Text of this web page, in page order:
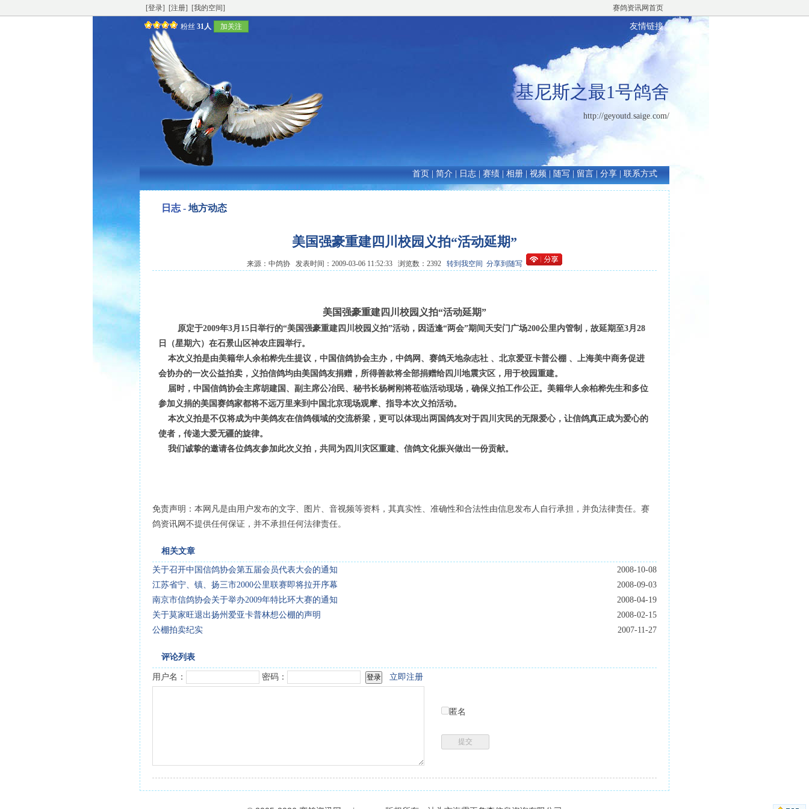
[登录] [注册] [我的空间] 赛鸽资讯网首页
粉丝 31人 加关注 友情链接
基尼斯之最1号鸽舍
http://geyoutd.saige.com/
首页 简介 日志 赛绩 相册 视频 随写 留言 分享 联系方式
日志 - 地方动态
美国强豪重建四川校园义拍“活动延期”
来源：中鸽协 发表时间：2009-03-06 11:52:33 浏览数：2392 转到我空间 分享到随写
美国强豪重建四川校园义拍“活动延期”
原定于2009年3月15日举行的“美国强豪重建四川校园义拍”活动，因适逢“两会”期间天安门广场200公里内管制，故延期至3月28
日（星期六）在石景山区神农庄园举行。
本次义拍是由美籍华人余柏桦先生提议，中国信鸽协会主办，中鸽网、赛鸽天地杂志社 、北京爱亚卡普公棚 、上海美中商务促进
会协办的一次公益拍卖，义拍信鸽均由美国鸽友捐赠，所得善款将全部捐赠给四川地震灾区，用于校园重建。
届时，中国信鸽协会主席胡建国、副主席公冶民、秘书长杨树刚将莅临活动现场，确保义拍工作公正。美籍华人余柏桦先生和多位
参加义捐的美国赛鸽家都将不远万里来到中国北京现场观摩、指导本次义拍活动。
本次义拍是不仅将成为中美鸽友在信鸽领域的交流桥梁，更可以体现出两国鸽友对于四川灾民的无限爱心，让信鸽真正成为爱心的
使者，传递大爱无疆的旋律。
我们诚挚的邀请各位鸽友参加此次义拍，共同为四川灾区重建、信鸽文化振兴做出一份贡献。
免责声明：本网凡是由用户发布的文字、图片、音视频等资料，其真实性、准确性和合法性由信息发布人自行承担，并负法律责任。赛
鸽资讯网不提供任何保证，并不承担任何法律责任。
相关文章
2008-10-08
关于召开中国信鸽协会第五届会员代表大会的通知
2008-09-03
江苏省宁、镇、扬三市2000公里联赛即将拉开序幕
2008-04-19
南京市信鸽协会关于举办2009年特比环大赛的通知
2008-02-15
关于莫家旺退出扬州爱亚卡普林想公棚的声明
2007-11-27
公棚拍卖纪实
评论列表
用户名： 密码： 立即注册
匿名